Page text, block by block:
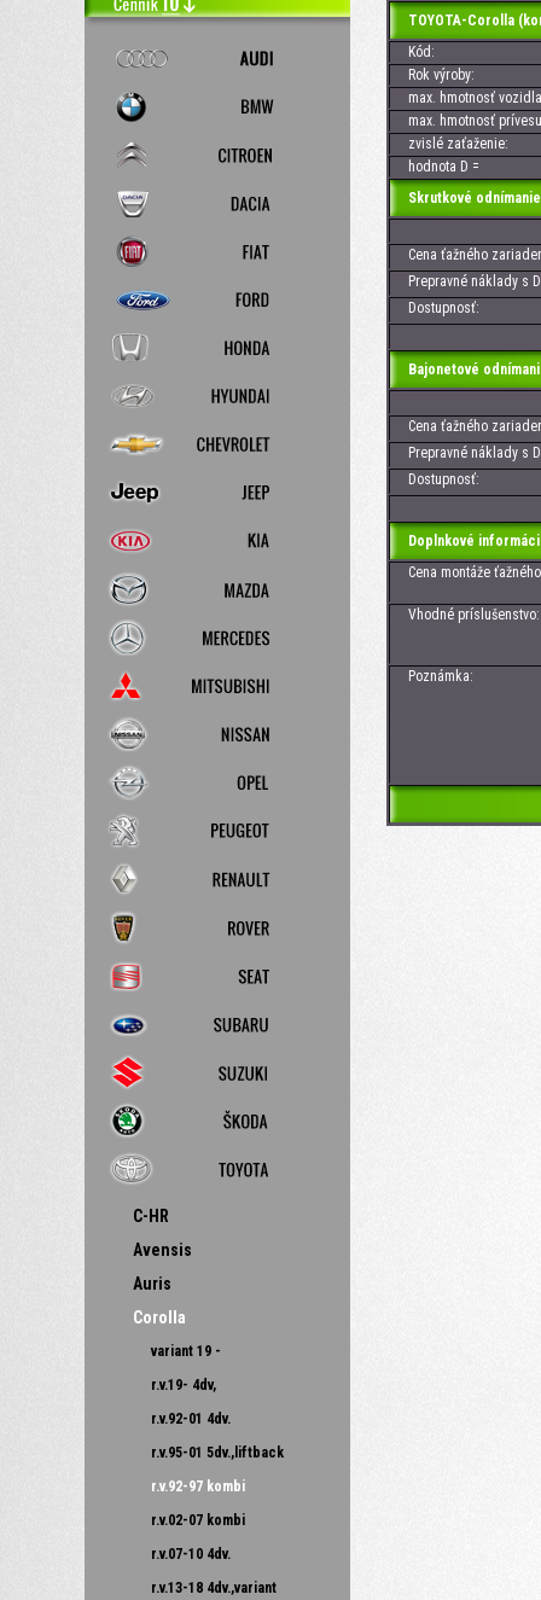
C-HR
Avensis
Auris
Corolla
variant 19 -
r.v.19- 4dv,
r.v.92-01 4dv.
r.v.95-01 5dv.,liftback
r.v.92-97 kombi
r.v.02-07 kombi
r.v.07-10 4dv.
r.v.13-18 4dv.,variant
TOYOTA-Corolla
Kód:
Rok výroby:
max. hmotnosť
max. hmotnosť
zvislé zaťaženie:
hodnota D =
Skrutkové
Cena ťažného
Prepravné náklady s
Dostupnosť:
Bajonetové
Cena ťažného
Prepravné náklady s
Dostupnosť:
Doplnkové
Cena montáže
Vhodné
Poznámka: